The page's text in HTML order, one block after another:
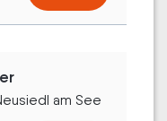
am See